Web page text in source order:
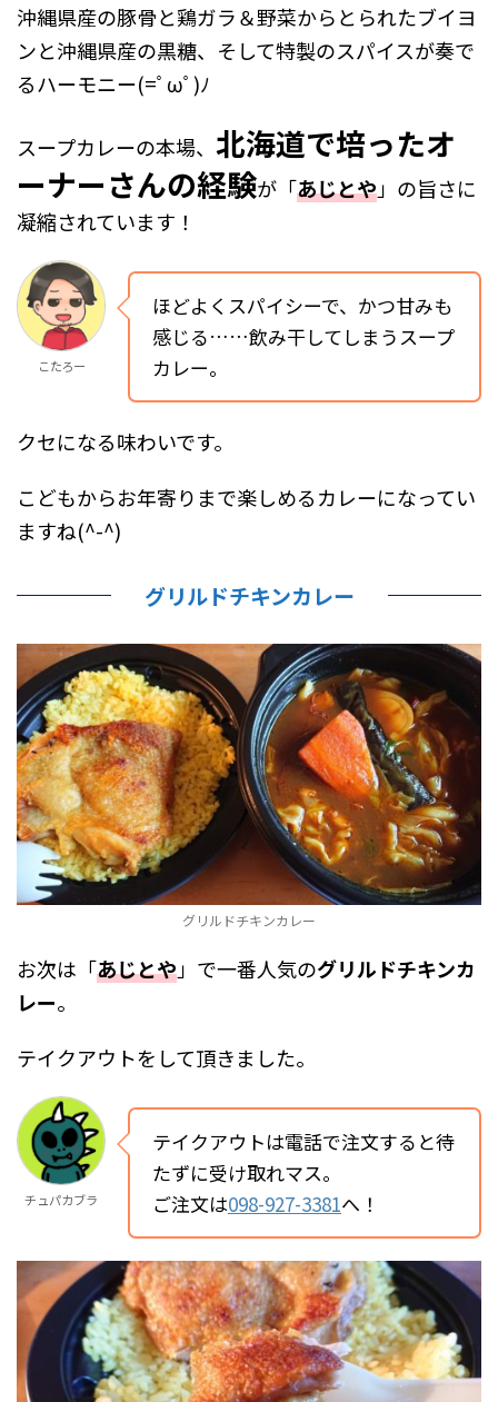
沖縄県産の豚骨と鶏ガラ＆野菜からとられたブイヨ
ンと沖縄県産の黒糖、そして特製のスパイスが奏で
るハーモニー(=ﾟωﾟ)ﾉ
スープカレーの本場、 北海道で培ったオ
ーナーさんの経験が「あじとや」の旨さに
凝縮されています！
こたろー
ほどよくスパイシーで、かつ甘みも
感じる……飲み干してしまうスープ
カレー。
クセになる味わいです。
こどもからお年寄りまで楽しめるカレーになってい
ますね(^-^)
グリルドチキンカレー
グリルドチキンカレー
お次は「あじとや」で一番人気のグリルドチキンカ
レー。
テイクアウトをして頂きました。
チュパカブラ
テイクアウトは電話で注文すると待
たずに受け取れマス。
ご注文は098-927-3381へ！